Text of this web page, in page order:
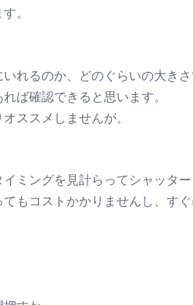
。
れるのか、どのぐらいの大きさ
ば確認できると思います。
ススメしませんが。
ミングを見計らってシャッター
もコストかかりませんし、す